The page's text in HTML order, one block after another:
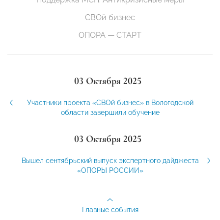
СВОй бизнес
ОПОРА — СТАРТ
03 Октября 2025
Участники проекта «СВОй бизнес» в Вологодской
области завершили обучение
03 Октября 2025
Вышел сентябрьский выпуск экспертного дайджеста
«ОПОРЫ РОССИИ»
Главные события